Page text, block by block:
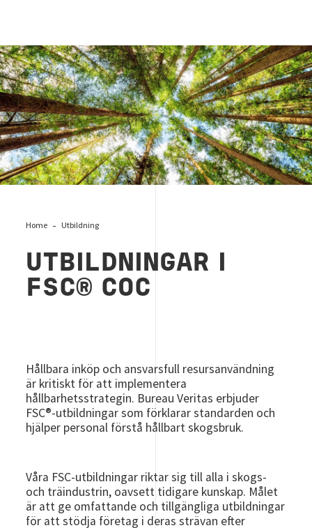
PEFC
Home Utbildning
UTBILDNINGAR I
FSC® COC
Hållbara inköp och ansvarsfull resursanvändning
är kritiskt för att implementera
hållbarhetsstrategin. Bureau Veritas erbjuder
FSC®-utbildningar som förklarar standarden och
hjälper personal förstå hållbart skogsbruk.
Våra FSC-utbildningar riktar sig till alla i skogs-
och träindustrin, oavsett tidigare kunskap. Målet
är att ge omfattande och tillgängliga utbildningar
för att stödja företag i deras strävan efter